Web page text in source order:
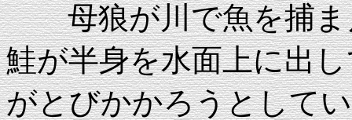
母狼が川で魚を捕ま
鮭が半身を水面上に出
がとびかかろうとして